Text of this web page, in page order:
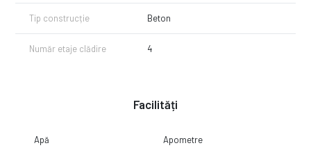
Tip construcție Beton
Număr etaje clădire 4
Facilități
Apă Apometre